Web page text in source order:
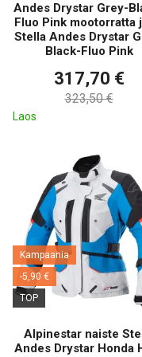
Jah, need sobivad ka
kasutamiseks.
Jah, valikus on lai
kui naistele.
Andes Drystar Grey-
Fluo Pink mootorratta
Stella Andes Drystar
Black-Fluo Pink
317,70 €
323,50 €
Laos
Kampaania
-5,90 €
TOP
Alpinestar naiste
Andes Drystar Honda